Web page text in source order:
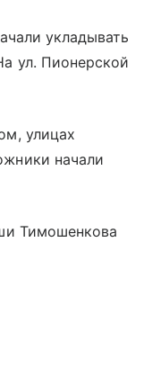
укладывать
ул. Пионерской
улицах
начали
Тимошенкова